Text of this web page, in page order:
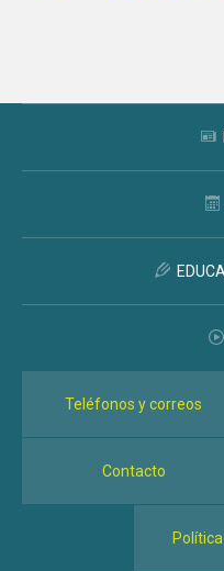
Teléfonos y correos
Contacto